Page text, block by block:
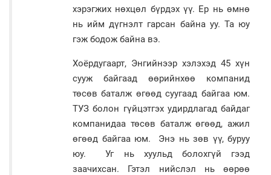
хэрэгжих нөхцөл бүрдэх үү. Ер нь өмнө
нь ийм дүгнэлт гарсан байна уу. Та юу
гэж бодож байна вэ.
Хоёрдугаарт, Энгийнээр хэлэхэд 45 хүн
сууж байгаад өөрийнхөө компанид
төсөв баталж өгөөд суугаад байгаа юм.
ТУЗ болон гүйцэтгэх удирдлагад байдаг
компанидаа төсөв баталж өгөөд, ажил
өгөөд байгаа юм. Энэ нь зөв үү, буруу
юу. Уг нь хуульд болохгүй гээд
заачихсан. Гэтэл нийслэл нь өөрөө